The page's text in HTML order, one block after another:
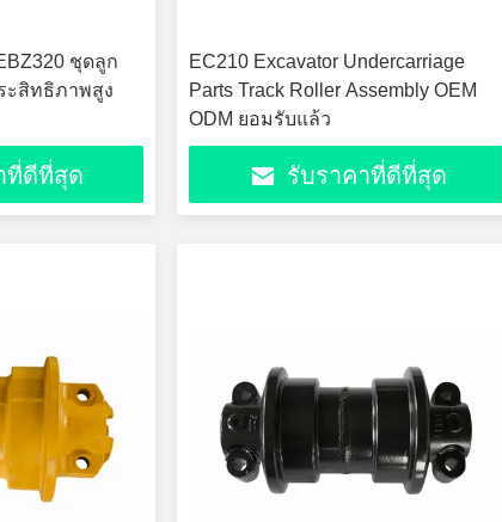
ชุดลูก
ะสิทธิภาพสูง
ที่ดีที่สุด
EC210 Excavator Undercarriage
Parts Track Roller Assembly OEM
ODM ยอมรับแล้ว
รับราคาที่ดีที่สุด